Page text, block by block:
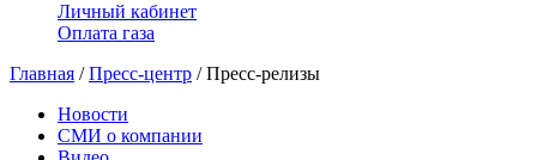
Личный кабинет
Оплата газа
Главная /Пресс-центр / Пресс-релизы
Новости
СМИ о компании